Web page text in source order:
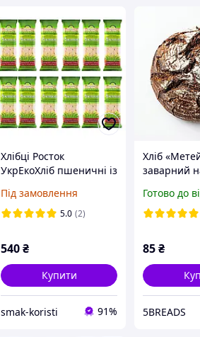
Хлібці Росток
УкрЕкоХліб пшеничні із
добавок, 120 г,
упаковка 12 шт
Під замовлення
5.0 (2)
540₴
Купити
smak-koristi 91%
Хліб
заварний
заварний
насиченим
Готово до
85₴
5BREADS